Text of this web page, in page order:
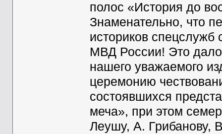
полос «История до
Знаменательно, что
историков спецслужб
МВД России! Это дало
нашего уважаемого
церемонию
состоявшихся
меча», при этом
Леушу, А. Грибанову,